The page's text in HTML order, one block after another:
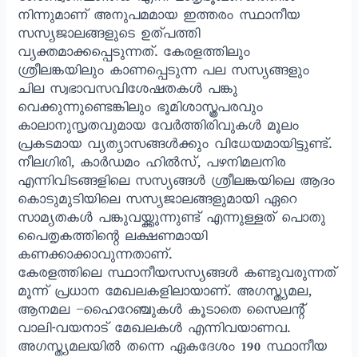
നിന്നുമാണ് അനുപമമായ ഇത്തരം സ്ഥാനീയ
സസ്യജാലങ്ങളുടെ ഉത്പത്തി
വ്യക്തമാക്കപ്പെടുന്നത്. കേരളത്തിലും
ശ്രീലങ്കയിലും കാണപ്പെടുന്ന പല സസ്യങ്ങളും
ചില സ്വഭാവസവിശേഷതകൾ പങ്കു
വെക്കുന്നുണ്ടെങ്കിലും ഭൂമിശാസ്ത്രപരവും
കാലാനുസൃതവുമായ വേർത്തിരിവുകൾ മൂലം
പ്രകടമായ വ്യത്യാസങ്ങൾക്കും വിധേയമായിട്ടുണ്ട്.
നീലഗിരി, കാർഡമം ഹിൽസ്, പഴനിമലനിര
എന്നിവിടങ്ങളിലെ സസ്യങ്ങൾ ശ്രീലങ്കയിലെ ആദം
കൊടുമുടിയിലെ സസ്യജാലങ്ങളുമായി ഏറെ
സാമ്യതകൾ പങ്കുവയ്ക്കുന്നുണ്ട് എന്നുള്ളത് പൊതു
പൈതൃകത്തിന്റെ ലക്ഷണമായി
കണക്കാക്കാവുന്നതാണ്.
കേരളത്തിലെ സ്ഥാനീയസസ്യങ്ങൾ കണ്ടുവരുന്നത്
മൂന്ന് പ്രധാന മേഖലകളിലായാണ്. അഗസ്ത്യമല,
ആനമല –ഹൈറേഞ്ചുകൾ കൂടാതെ സൈലന്റ്
വാലി-വയനാട് മേഖലകൾ എന്നിവയാണവ.
അഗസ്ത്യമലയിൽ തന്നെ ഏകദേശം 190 സ്ഥാനീയ